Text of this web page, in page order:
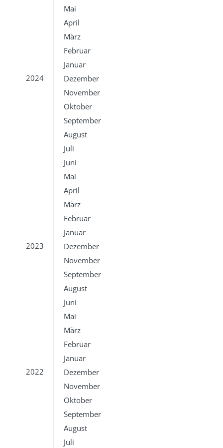
Mai
April
März
Februar
Januar
2024
Dezember
November
Oktober
September
August
Juli
Juni
Mai
April
März
Februar
Januar
2023
Dezember
November
September
August
Juni
Mai
März
Februar
Januar
2022
Dezember
November
Oktober
September
August
Juli